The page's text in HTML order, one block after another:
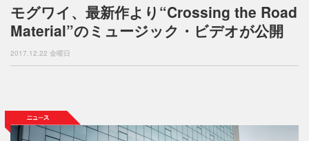
g
o
モグワイ、最新作より“Crossing the Road
Material”のミュージック・ビデオが公開
2017.12.22 金曜日